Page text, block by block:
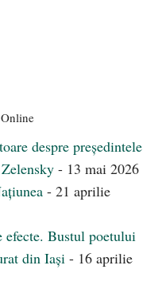
despre președintele
- 13 mai 2026
- 21 aprilie
efecte. Bustul poetului
din Iași - 16 aprilie